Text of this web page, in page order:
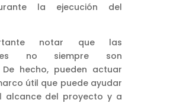
la ejecución del
notar que las
no siempre son
De hecho, pueden actuar
útil que puede ayudar
alcance del proyecto y a